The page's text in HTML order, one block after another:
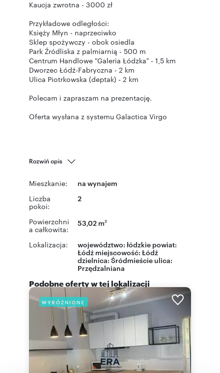
Kaucja zwrotna - 3000 zł
Przykładowe odległości:
Księży Młyn - naprzeciwko
Sklep spożywczy - obok osiedla
Park Źródliska z palmiarnią - 500 m
Centrum Handlowe "Galeria Łódzka" - 1,5 km
Dworzec Łódź-Fabryczna - 2 km
Ulica Piotrkowska (deptak) - 2 km
Polecam i zapraszam na prezentację.
Oferta wysłana z systemu Galactica Virgo
Rozwiń opis
Mieszkanie: na wynajem
Liczba
pokoi:
2
Powierzchni
a całkowita:
53,02 m2
Lokalizacja: województwo: łódzkie powiat:
Łódź miejscowość: Łódź
dzielnica: Śródmieście ulica:
Przędzalniana
Podobne oferty w tej lokalizacji
WYRÓŻNIONE